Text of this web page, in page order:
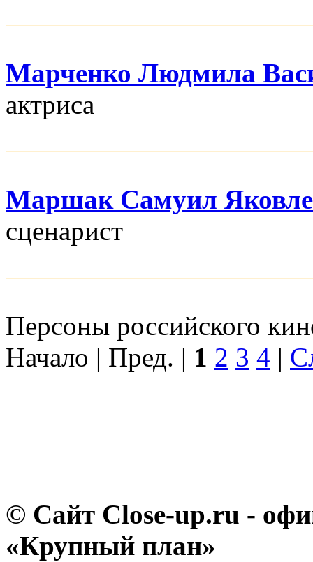
Марченко Людмила
актриса
Маршак Самуил
сценарист
Персоны российского
Начало | Пред. | 1 2 3 4 |
© Сайт Close-up.ru -
«Крупный план»